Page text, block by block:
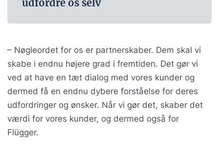
udfordre os selv
– Nøgleordet for os er partnerskaber. Dem skal vi
skabe i endnu højere grad i fremtiden. Det gør vi
ved at have en tæt dialog med vores kunder og
dermed få en endnu dybere forståelse for deres
udfordringer og ønsker. Når vi gør det, skaber det
værdi for vores kunder, og dermed også for
Flügger.